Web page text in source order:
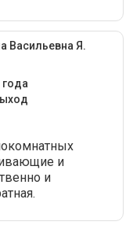
Васильевна Я.
года
и
и